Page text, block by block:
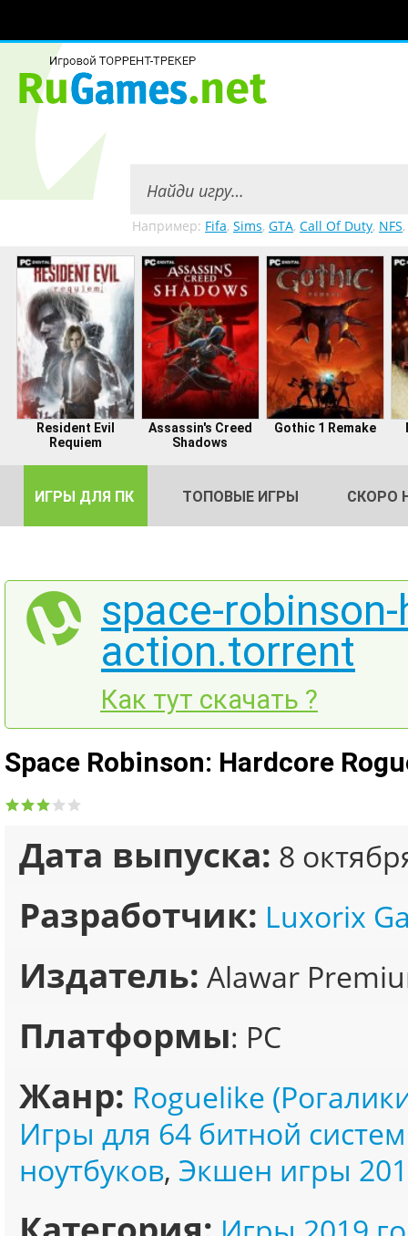
Например: Fifa, Sims, GTA, Call Of Duty, NFS,
Resident Evil
Requiem
Assassin's Creed
Shadows
Gothic 1 Remake
ИГРЫ ДЛЯ ПК ТОПОВЫЕ ИГРЫ СКОРО
space-
action.torrent
Как тут скачать ?
Space Robinson: Hardcore
Дата выпуска: 8
Разработчик: Luxorix
Издатель: Alawar
Платформы: PC
Жанр: Roguelike
Игры для 64 битной
ноутбуков, Экшен игры